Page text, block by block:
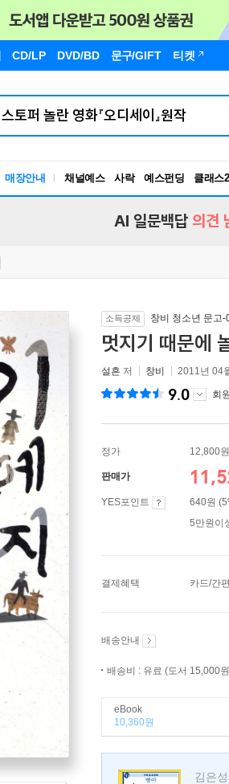
CD/LP DVD/BD 문구/GIFT 티켓
매장안내 채널예스 사락 예스펀딩 클래스
AI 일문백답 의견
소득공제 창비 청소년 문고-
멋지기 때문에
설흔 저 창비 2011년 04
9.0 회
정가 12,800원
판매가
YES포인트
640원
5만원이
결제혜택 카드/간
배송안내
배송비 : 유료 (도서 15,000
eBook
10,360원
김은